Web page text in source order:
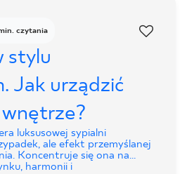
czytania
stylu
Jak urządzić
luksusowej sypialni
ale efekt przemyślanej
Koncentruje się ona na
harmonii i